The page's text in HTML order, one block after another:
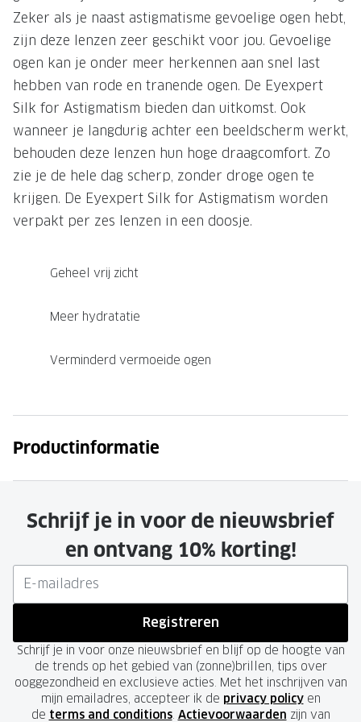
Zeker als je naast astigmatisme gevoelige ogen hebt,
zijn deze lenzen zeer geschikt voor jou. Gevoelige
ogen kan je onder meer herkennen aan snel last
hebben van rode en tranende ogen. De Eyexpert
Silk for Astigmatism bieden dan uitkomst. Ook
wanneer je langdurig achter een beeldscherm werkt,
behouden deze lenzen hun hoge draagcomfort. Zo
zie je de hele dag scherp, zonder droge ogen te
krijgen. De Eyexpert Silk for Astigmatism worden
verpakt per zes lenzen in een doosje.
Geheel vrij zicht
Meer hydratatie
Verminderd vermoeide ogen
Productinformatie
Schrijf je in voor de nieuwsbrief
en ontvang 10% korting!
Registreren
Schrijf je in voor onze nieuwsbrief en blijf op de hoogte van
de trends op het gebied van (zonne)brillen, tips over
ooggezondheid en exclusieve acties. Met het inschrijven van
mijn emailadres, accepteer ik de privacy policyen
de terms and conditions. Actievoorwaarden zijn van